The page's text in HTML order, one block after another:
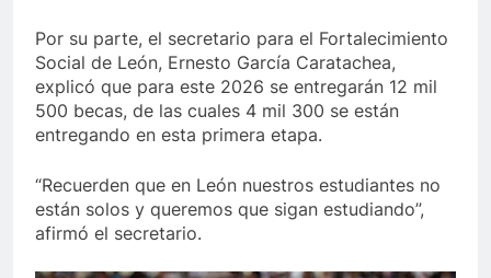
Por su parte, el secretario para el Fortalecimiento
Social de León, Ernesto García Caratachea,
explicó que para este 2026 se entregarán 12 mil
500 becas, de las cuales 4 mil 300 se están
entregando en esta primera etapa.
“Recuerden que en León nuestros estudiantes no
están solos y queremos que sigan estudiando”,
afirmó el secretario.